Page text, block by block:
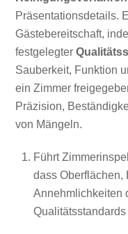
Präsentationsdetails.
Gäste­bereitschaft,
festgelegter
Sauberkeit, Funktion
ein Zimmer
Präzision,
von Mängeln.
Führt
dass Oberflächen,
Annehmlichkeiten